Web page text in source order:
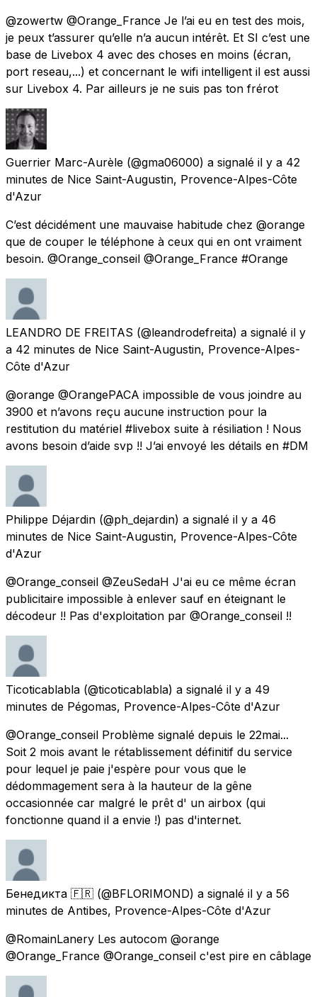
@zowertw @Orange_France Je l’ai eu en test des mois,
je peux t’assurer qu’elle n’a aucun intérêt. Et SI c’est une
base de Livebox 4 avec des choses en moins (écran,
port reseau,...) et concernant le wifi intelligent il est aussi
sur Livebox 4. Par ailleurs je ne suis pas ton frérot
Guerrier Marc-Aurèle (@gma06000) a signalé il y a 42
minutes de Nice Saint-Augustin, Provence-Alpes-Côte
d'Azur
C’est décidément une mauvaise habitude chez @orange
que de couper le téléphone à ceux qui en ont vraiment
besoin. @Orange_conseil @Orange_France #Orange
LEANDRO DE FREITAS (@leandrodefreita) a signalé il y
a 42 minutes de Nice Saint-Augustin, Provence-Alpes-
Côte d'Azur
@orange @OrangePACA impossible de vous joindre au
3900 et n’avons reçu aucune instruction pour la
restitution du matériel #livebox suite à résiliation ! Nous
avons besoin d’aide svp !! J’ai envoyé les détails en #DM
Philippe Déjardin (@ph_dejardin) a signalé il y a 46
minutes de Nice Saint-Augustin, Provence-Alpes-Côte
d'Azur
@Orange_conseil @ZeuSedaH J'ai eu ce même écran
publicitaire impossible à enlever sauf en éteignant le
décodeur !! Pas d'exploitation par @Orange_conseil !!
Ticoticablabla (@ticoticablabla) a signalé il y a 49
minutes de Pégomas, Provence-Alpes-Côte d'Azur
@Orange_conseil Problème signalé depuis le 22mai...
Soit 2 mois avant le rétablissement définitif du service
pour lequel je paie j'espère pour vous que le
dédommagement sera à la hauteur de la gêne
occasionnée car malgré le prêt d' un airbox (qui
fonctionne quand il a envie !) pas d'internet.
Бенедикта 🇫🇷 (@BFLORIMOND) a signalé il y a 56
minutes de Antibes, Provence-Alpes-Côte d'Azur
@RomainLanery Les autocom @orange
@Orange_France @Orange_conseil c'est pire en câblage